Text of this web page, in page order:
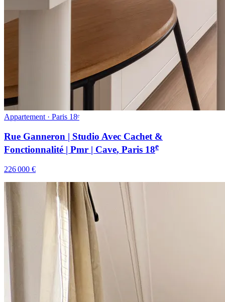
Appartement · Paris 18ᵉ
Rue Ganneron | Studio Avec Cachet &
Fonctionnalité | Pmr | Cave, Paris 18e
226 000 €